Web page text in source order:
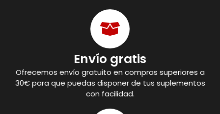
Envío gratis
Ofrecemos envío gratuito en compras superiores a
30€ para que puedas disponer de tus suplementos
con facilidad.